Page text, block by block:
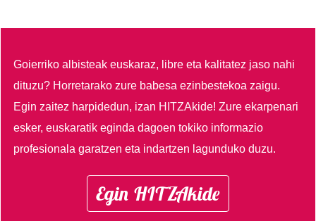
Goierriko albisteak euskaraz, libre eta kalitatez jaso nahi
dituzu? Horretarako zure babesa ezinbestekoa zaigu.
Egin zaitez harpidedun, izan HITZAkide!Zure ekarpenari
esker, euskaratik eginda dagoen tokiko informazio
profesionala garatzen eta indartzen lagunduko duzu.
Egin HITZAkide